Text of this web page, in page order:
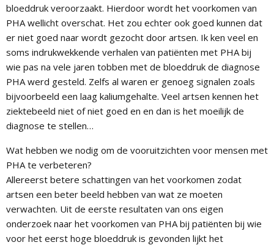
bloeddruk veroorzaakt. Hierdoor wordt het voorkomen van
PHA wellicht overschat. Het zou echter ook goed kunnen dat
er niet goed naar wordt gezocht door artsen. Ik ken veel en
soms indrukwekkende verhalen van patiënten met PHA bij
wie pas na vele jaren tobben met de bloeddruk de diagnose
PHA werd gesteld. Zelfs al waren er genoeg signalen zoals
bijvoorbeeld een laag kaliumgehalte. Veel artsen kennen het
ziektebeeld niet of niet goed en en dan is het moeilijk de
diagnose te stellen…
Wat hebben we nodig om de vooruitzichten voor mensen met
PHA te verbeteren?
Allereerst betere schattingen van het voorkomen zodat
artsen een beter beeld hebben van wat ze moeten
verwachten. Uit de eerste resultaten van ons eigen
onderzoek naar het voorkomen van PHA bij patiënten bij wie
voor het eerst hoge bloeddruk is gevonden lijkt het